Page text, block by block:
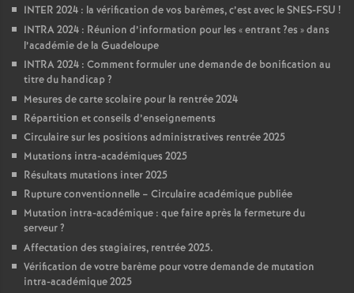
INTER 2024 : la vérification de vos barèmes, c’est avec le SNES-FSU !
INTRA 2024 : Réunion d’information pour les «entrant?es » dans
l’académie de la Guadeloupe
INTRA 2024 : Comment formuler une demande de bonification au
titre du handicap?
Mesures de carte scolaire pour la rentrée 2024
Répartition et conseils d’enseignements
Circulaire sur les positions administratives rentrée 2025
Mutations intra-académiques 2025
Résultats mutations inter 2025
Rupture conventionnelle – Circulaire académique publiée
Mutation intra-académique : que faire après la fermeture du
serveur?
Affectation des stagiaires, rentrée 2025.
Vérification de votre barème pour votre demande de mutation
intra-académique 2025